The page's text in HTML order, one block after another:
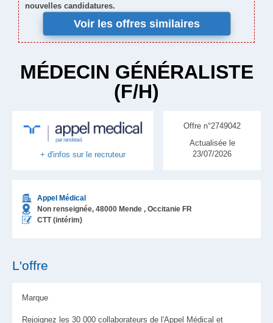
nouvelles candidatures.
Voir les offres similaires
MÉDECIN GÉNÉRALISTE
(F/H)
+ d'infos sur le recruteur
Appel Médical
Non renseignée, 48000 Mende , Occitanie FR
CTT (intérim)
Offre n°2749042
Actualisée le
23/07/2026
L'offre
Marque
Rejoignez les 30 000 collaborateurs de l'Appel Médical et